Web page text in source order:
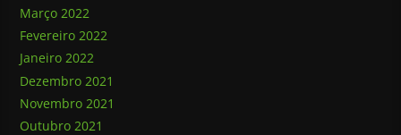
Março 2022
Fevereiro 2022
Janeiro 2022
Dezembro 2021
Novembro 2021
Outubro 2021